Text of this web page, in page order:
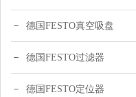
德国FESTO真空吸盘
德国FESTO过滤器
德国FESTO定位器